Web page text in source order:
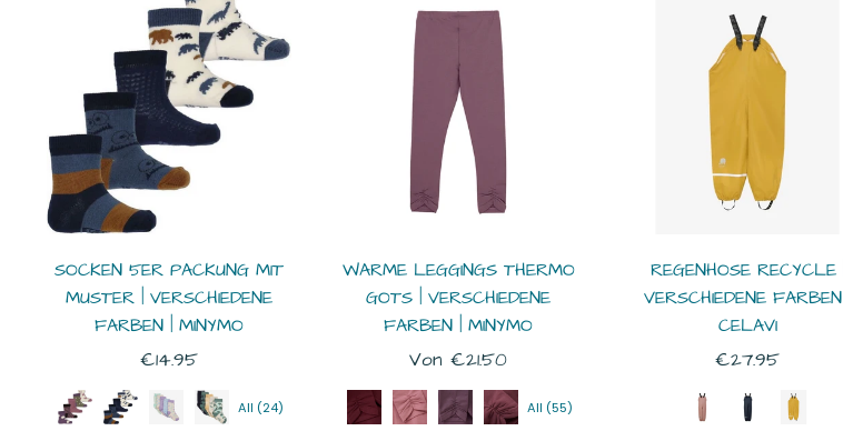
SOCKEN 5ER PACKUNG MIT
MUSTER | VERSCHIEDENE
FARBEN | MINYMO
Normaler
Preis
€14.95
All (24)
WARME LEGGINGS THERMO
GOTS | VERSCHIEDENE
FARBEN | MINYMO
Von €21.50
All (55)
REGENHOSE RECYCLE |
VERSCHIEDENE FARBEN |
CELAVI
Normaler
Preis
€27.95